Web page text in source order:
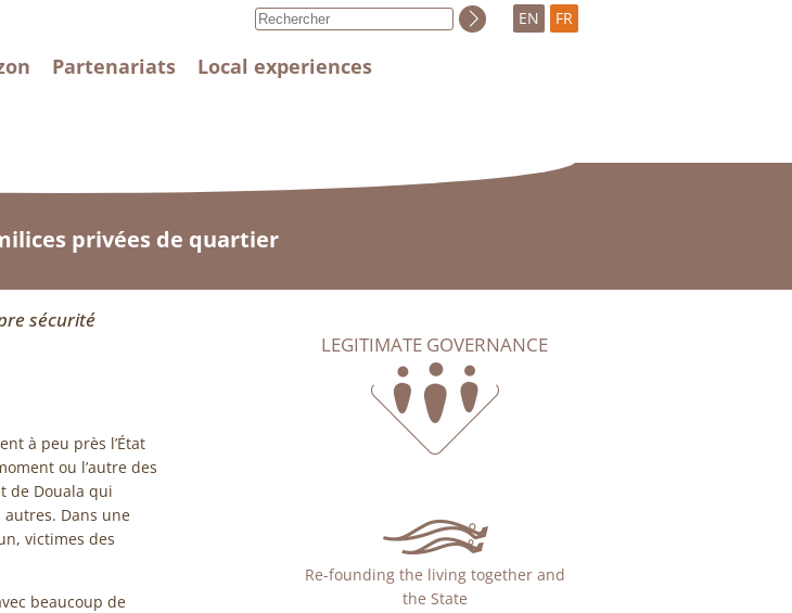
Partenariats Local experiences
EN FR
privées de quartier
sécurité
à peu près l’État
ou l’autre des
de Douala qui
Dans une
victimes des
beaucoup de
LEGITIMATE GOVERNANCE
Re-founding the living together and
the State